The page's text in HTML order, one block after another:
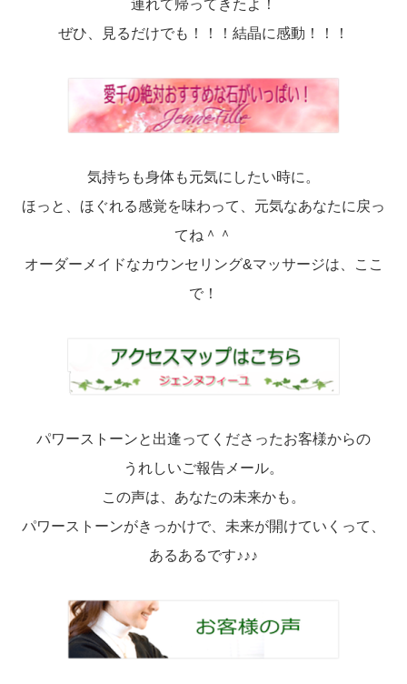
連れて帰ってきたよ！
ぜひ、見るだけでも！！！結晶に感動！！！
気持ちも身体も元気にしたい時に。
ほっと、ほぐれる感覚を味わって、元気なあなたに戻っ
てね＾＾
オーダーメイドなカウンセリング&マッサージは、ここ
で！
パワーストーンと出逢ってくださったお客様からの
うれしいご報告メール。
この声は、あなたの未来かも。
パワーストーンがきっかけで、未来が開けていくって、
あるあるです♪♪♪